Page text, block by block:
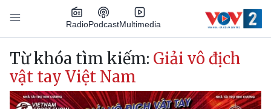
Nhảy đến nội dung
RadioPodcastMultimedia
Main navigation
Từ khóa tìm kiếm: Giải vô địch
vật tay Việt Nam